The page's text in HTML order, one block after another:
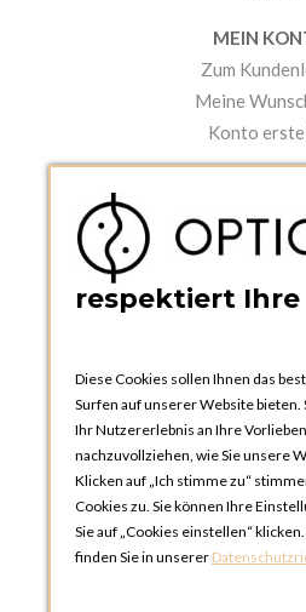
MEIN
Zum
Meine
Konto
Kataloge und
OPTIONS
8302
SCHWEIZ
respektiert
Diese Cookies sollen Ihnen das
Surfen auf unserer Website bieten.
Ihr Nutzererlebnis an Ihre
nachzuvollziehen, wie Sie unsere
Klicken auf „Ich stimme zu“
Cookies zu. Sie können Ihre
Sie auf „Cookies einstellen“
finden Sie in unserer